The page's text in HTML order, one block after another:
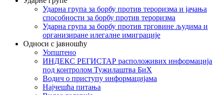
Ударна група за борбу против тероризма и јачања
способности за борбу против тероризма
Ударна група за борбу против трговине људима и
организиране илегалне имиграције
Односи с јавношћу
Уопштено
ИНДЕКС РЕГИСТАР расположивих информација
под контролом Тужилаштва БиХ
Водич о приступу информацијама
Најчешћа питања